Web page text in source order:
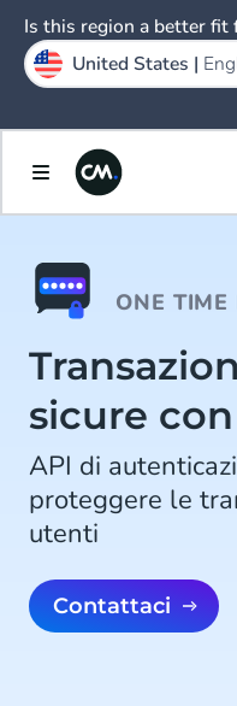
ONE
sicure
API di
proteggere le
utenti
Contattaci
Is this region a better fit
United States |